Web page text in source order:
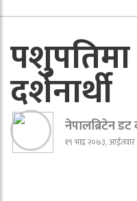
दर्शनार्थी
नेपालब्रिटेन
१९ भाद्र २०७३,